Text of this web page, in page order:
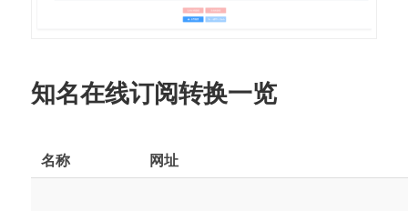
知名在线订阅转换一览
名称 网址